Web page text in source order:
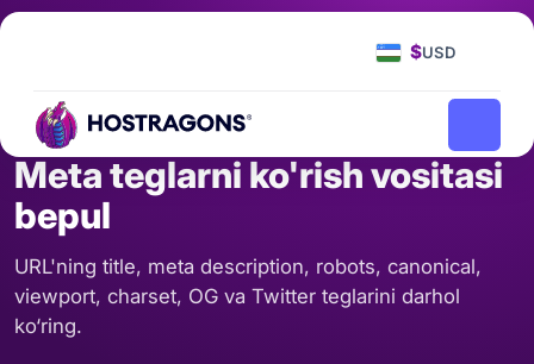
$USD
Meta teglarni ko'rish vositasi
bepul
URL'ning title, meta description, robots, canonical,
viewport, charset, OG va Twitter teglarini darhol
ko‘ring.